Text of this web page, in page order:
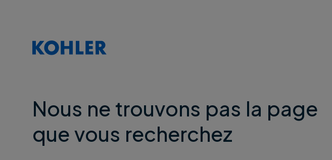
Nous ne trouvons pas la page
que vous recherchez